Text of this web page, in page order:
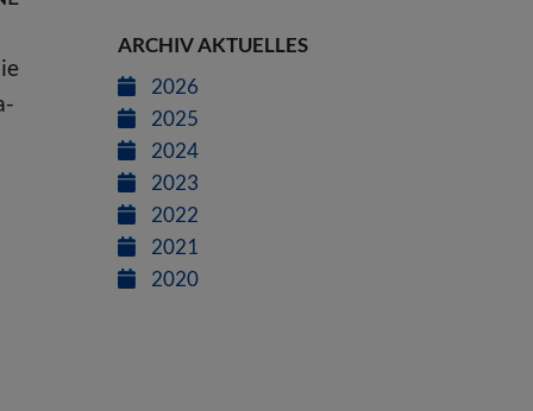
ARCHIV AKTUELLES
2026
2025
2024
2023
2022
2021
2020